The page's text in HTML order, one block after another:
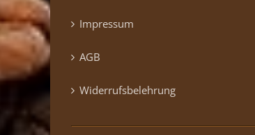
Impressum
AGB
Widerrufsbelehrung